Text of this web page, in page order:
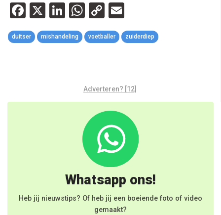
Facebook
X LinkedIn
WhatsApp
Copy
Link
duitser mishandeling voetballer zuiderdiep
Adverteren? [12]
Whatsapp ons!
Heb jij nieuwstips? Of heb jij een boeiende foto of video
gemaakt?